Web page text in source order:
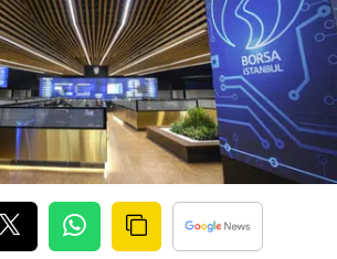
Bolu
Burdur
Bursa
Çanakkale